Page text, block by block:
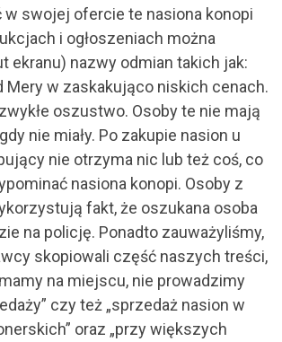
w swojej ofercie te nasiona konopi
i ogłoszeniach można
ekranu) nazwy odmian takich jak:
Mery w zaskakująco niskich cenach.
oszustwo. Osoby te nie mają
nie miały. Po zakupie nasion u
nie otrzyma nic lub też coś, co
nasiona konopi. Osoby z
fakt, że oszukana osoba
na policję. Ponadto zauważyliśmy,
skopiowali część naszych treści,
na miejscu, nie prowadzimy
czy też „sprzedaż nasion w
oraz „przy większych